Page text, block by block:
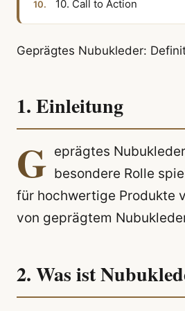
10. Call to Action
Geprägtes Nubukleder:
1. Einleitung
G eprägtes
besondere Rolle
für hochwertige Produkte
von geprägtem
2. Was ist